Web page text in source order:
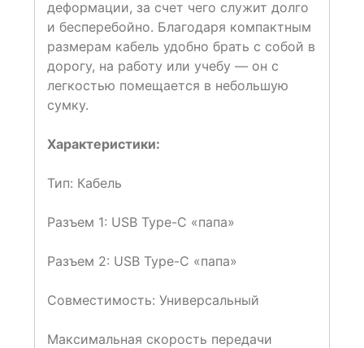
деформации, за счет чего служит долго
и бесперебойно. Благодаря компактным
размерам кабель удобно брать с собой в
дорогу, на работу или учебу — он с
легкостью помещается в небольшую
сумку.
Характеристики:
Тип: Кабель
Разъем 1: USB Type-C «папа»
Разъем 2: USB Type-C «папа»
Совместимость: Универсальный
Максимальная скорость передачи